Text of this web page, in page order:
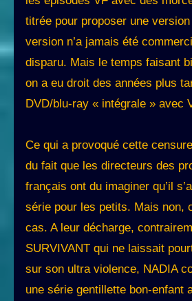
titrée pour proposer une
version n’a jamais été
disparu. Mais le temps faisant
on a eu droit des années plus
DVD/blu-ray « intégrale » avec
Ce qui a provoqué cette
du fait que les directeurs des
français ont du imaginer qu’il
série pour les petits. Mais non,
cas. A leur décharge,
SURVIVANT qui ne laissait
sur son ultra violence, NADIA
une série gentillette bon-enfant